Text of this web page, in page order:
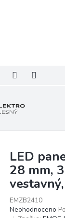
LED
28 mm,
EMZB2410
Průměrné
Neohodnoceno